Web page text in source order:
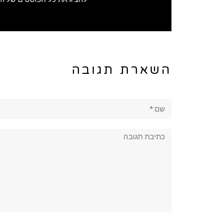
השארת תגובה